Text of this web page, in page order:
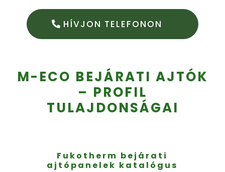
HÍVJON TELEFONON
M-ECO BEJÁRATI AJTÓK
– PROFIL
TULAJDONSÁGAI
Fukotherm bejárati
ajtópanelek katalógus